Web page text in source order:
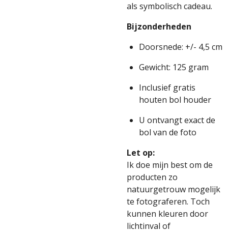
als symbolisch cadeau.
Bijzonderheden
Doorsnede: +/- 4,5 cm
Gewicht: 125 gram
Inclusief gratis
houten bol houder
U ontvangt exact de
bol van de foto
Let op:
Ik doe mijn best om de
producten zo
natuurgetrouw mogelijk
te fotograferen. Toch
kunnen kleuren door
lichtinval of